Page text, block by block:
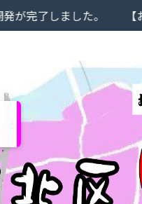
。 【お知らせ】当サ